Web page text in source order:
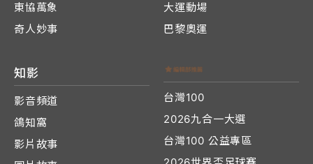
東協萬象
奇人妙事
大運動場
巴黎奧運
知影
影音頻道
鴿知窩
影片故事
台灣100
2026九合一大選
台灣100 公益專區